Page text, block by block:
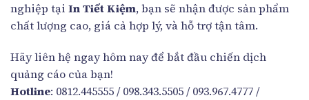
nghiệp tại In Tiết Kiệm, bạn sẽ nhận được sản phẩm
chất lượng cao, giá cả hợp lý, và hỗ trợ tận tâm.
Hãy liên hệ ngay hôm nay để bắt đầu chiến dịch
quảng cáo của bạn!
Hotline: 0812.445555 / 098.343.5505 / 093.967.4777 /